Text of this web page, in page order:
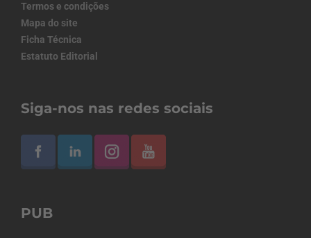
Termos e condições
Mapa do site
Ficha Técnica
Estatuto Editorial
Siga-nos nas redes sociais
PUB